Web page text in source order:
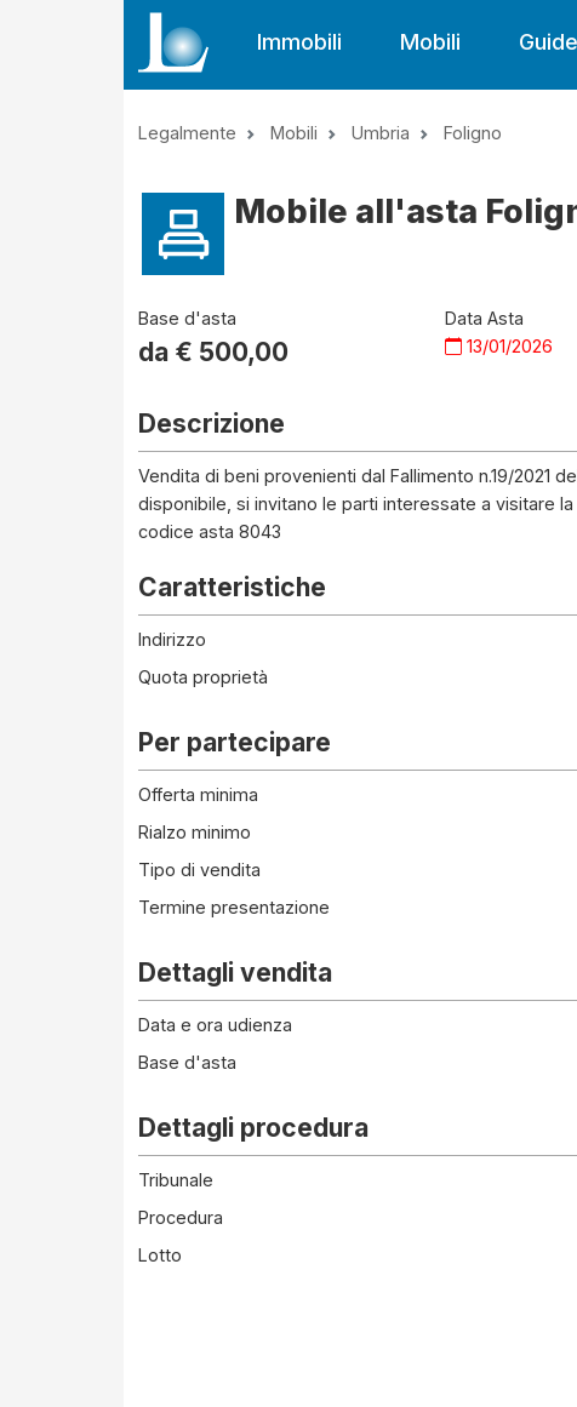
Immobili Mobili Guide
Legalmente Mobili Umbria Foligno
Mobile all'asta
Base d'asta
da € 500,00
Data Asta
13/01/2026
Descrizione
Vendita di beni provenienti dal Fallimento n.19/2021
disponibile, si invitano le parti interessate a visitare
codice asta 8043
Caratteristiche
Indirizzo
Quota proprietà
Per partecipare
Offerta minima
Rialzo minimo
Tipo di vendita
Termine presentazione
Dettagli vendita
Data e ora udienza
Base d'asta
Dettagli procedura
Tribunale
Procedura
Lotto